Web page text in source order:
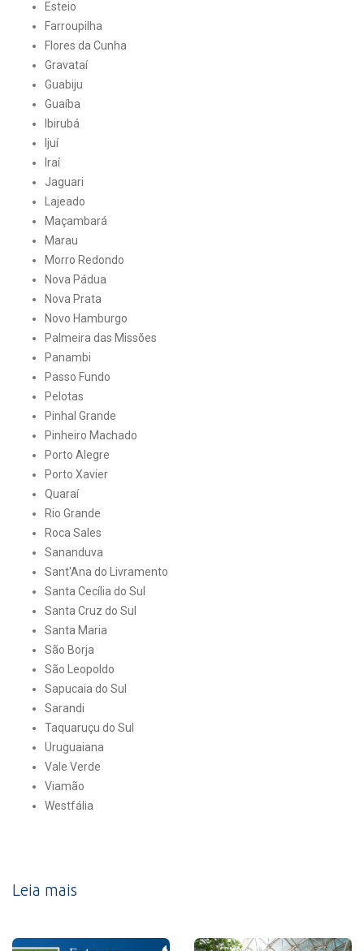
Esteio
Farroupilha
Flores da Cunha
Gravataí
Guabiju
Guaíba
Ibirubá
Ijuí
Iraí
Jaguari
Lajeado
Maçambará
Marau
Morro Redondo
Nova Pádua
Nova Prata
Novo Hamburgo
Palmeira das Missões
Panambi
Passo Fundo
Pelotas
Pinhal Grande
Pinheiro Machado
Porto Alegre
Porto Xavier
Quaraí
Rio Grande
Roca Sales
Sananduva
Sant'Ana do Livramento
Santa Cecília do Sul
Santa Cruz do Sul
Santa Maria
São Borja
São Leopoldo
Sapucaia do Sul
Sarandi
Taquaruçu do Sul
Uruguaiana
Vale Verde
Viamão
Westfália
Leia mais